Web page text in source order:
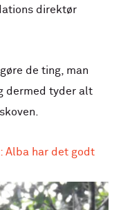
direktør
de ting, man
dermed tyder alt
Alba har det godt